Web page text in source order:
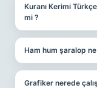
Kuranı Kerimi
mi ?
Ham hum şaralop
Grafiker nerede